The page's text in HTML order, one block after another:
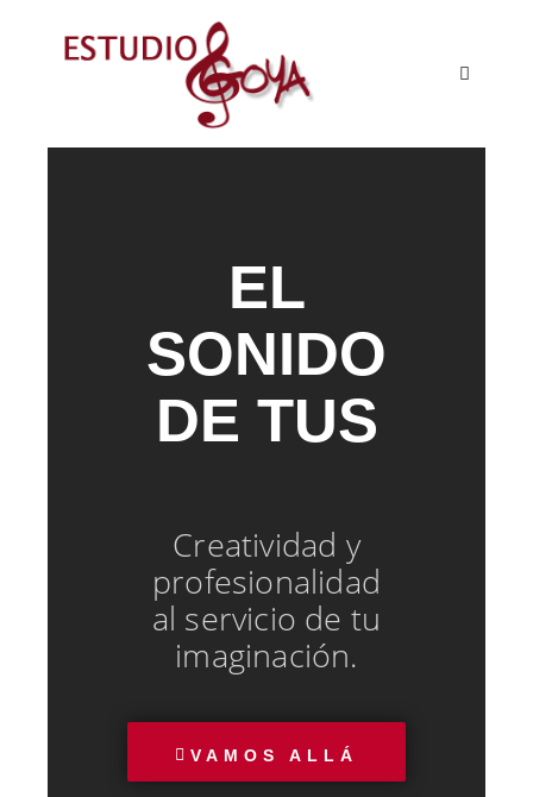
BIENVENIDOS A
ESTUDIO GOYA
EL
SONIDO
DE TUS
Creatividad y
profesionalidad
al servicio de tu
imaginación.
VAMOS ALLÁ